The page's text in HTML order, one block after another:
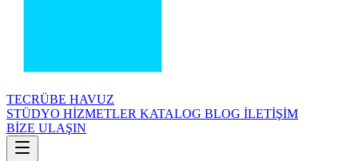
TECRÜBE HAVUZ
STÜDYO HİZMETLER KATALOG BLOG İLETİŞİM
BİZE ULAŞIN